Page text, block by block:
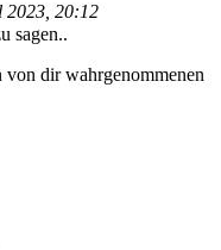
2023, 20:12
sagen..
von dir wahrgenommenen